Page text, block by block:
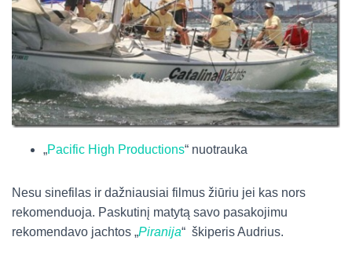
„Pacific High Productions“ nuotrauka
Nesu sinefilas ir dažniausiai filmus žiūriu jei kas nors
rekomenduoja. Paskutinį matytą savo pasakojimu
rekomendavo jachtos „Piranija“ škiperis Audrius.